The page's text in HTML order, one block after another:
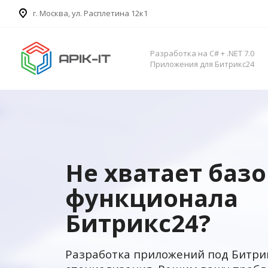
​г. Москва, ул. Расплетина 12к1
Разработка на C# + .NET 7.0
Приложения для Битрикс24
Не хватает
функционала
Битрикс24?
Разработка приложений под